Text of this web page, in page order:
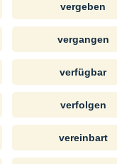
vergeben
vergangen
verfügbar
verfolgen
vereinbart